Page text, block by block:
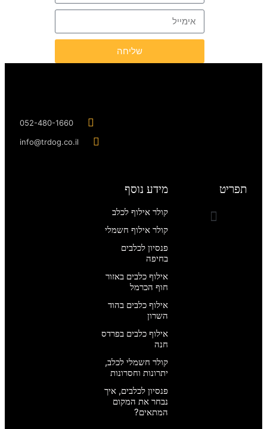
שליחה
052-480-1660
info@trdog.co.il
תפריט מידע נוסף
קולר אילוף לכלב
קולר אילוף חשמלי
פנסיון לכלבים
בחיפה
אילוף כלבים באזור
חוף הכרמל
אילוף כלבים בהוד
השרון
אילוף כלבים בפרדס
חנה
קולר חשמלי לכלב,
יתרונות וחסרונות
פנסיון לכלבים, איך
נבחר את המקום
המתאים?